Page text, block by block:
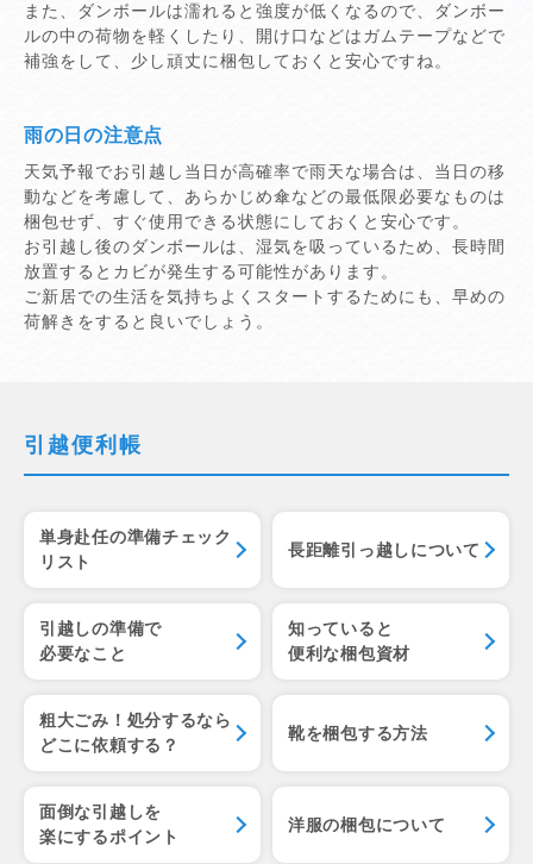
また、ダンボールは濡れると強度が低くなるので、ダンボー
ルの中の荷物を軽くしたり、
開け口などはガムテープなどで
補強をして、少し頑丈に梱包しておくと安心ですね。
雨の日の注意点
天気予報でお引越し当日が高確率で雨天な場合は、当日の移
動などを考慮して、あらかじめ傘などの最低限必要なものは
梱包せず、すぐ使用できる状態にしておくと安心です。
お引越し後のダンボールは、湿気を吸っているため、長時間
放置するとカビが発生する可能性があります。
ご新居での生活を気持ちよくスタートするためにも、早めの
荷解きをすると良いでしょう。
引越便利帳
単身赴任の準備チェック
リスト
長距離引っ越しについて
引越しの準備で
必要なこと
知っていると
便利な梱包資材
粗大ごみ！処分するなら
どこに依頼する？
靴を梱包する方法
面倒な引越しを
楽にするポイント
洋服の梱包について